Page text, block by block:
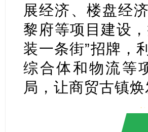
展经济、楼盘经
黎府等项目建设
装一条街”招牌，
综合体和物流等
局，让商贸古镇焕